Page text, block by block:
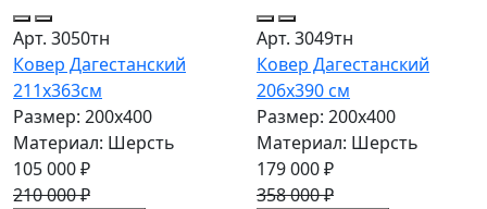
Арт. 3050тн
Ковер Дагестанский
211x363см
Размер: 200х400
Материал: Шерсть
105 000 ₽
210 000 ₽
Арт. 3049тн
Ковер Дагестанский
206x390 см
Размер: 200х400
Материал: Шерсть
179 000 ₽
358 000 ₽